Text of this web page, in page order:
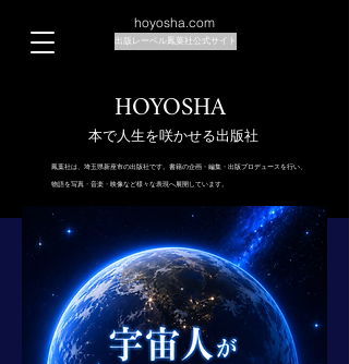
hoyosha.com
​HOYOSHA
本で人生を咲かせる出版社
出版レーベル鳳葉社公式サイト
鳳葉社は、埼玉県新座市の出版社です。書籍の企画・編集・出版プロデュースを行い、
物語を写真・音楽・映像など様々な表現へ展開しています。
14歳のハルは、宇宙人サラとマディとともに、
記憶をたどるように星々を旅する。
──その旅の果てに、彼女が見つけたものとは。